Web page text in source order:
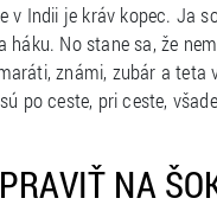
v Indii je kráv kopec. Ja
háku. No stane sa, že
známi, zubár a teta
po ceste, pri ceste,
NA